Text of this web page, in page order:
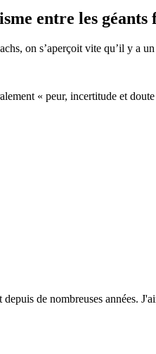
entre les
on s’aperçoit vite qu’il y a
« peur, incertitude et
de nombreuses années.